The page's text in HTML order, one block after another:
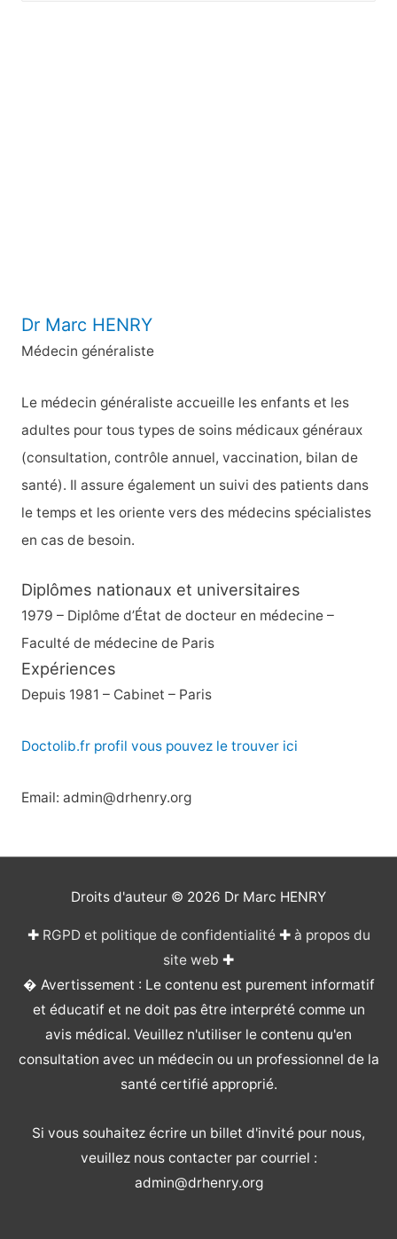
Dr Marc HENRY
Médecin généraliste
Le médecin généraliste accueille les enfants et les
adultes pour tous types de soins médicaux généraux
(consultation, contrôle annuel, vaccination, bilan de
santé). Il assure également un suivi des patients dans
le temps et les oriente vers des médecins spécialistes
en cas de besoin.
Diplômes nationaux et universitaires
1979 – Diplôme d’État de docteur en médecine –
Faculté de médecine de Paris
Expériences
Depuis 1981 – Cabinet – Paris
Doctolib.fr profil vous pouvez le trouver ici
Email: admin@drhenry.org
Droits d'auteur © 2026 Dr Marc HENRY
✚ RGPD et politique de confidentialité✚ à propos du
site web ✚
� Avertissement : Le contenu est purement informatif
et éducatif et ne doit pas être interprété comme un
avis médical. Veuillez n'utiliser le contenu qu'en
consultation avec un médecin ou un professionnel de la
santé certifié approprié.
Si vous souhaitez écrire un billet d'invité pour nous,
veuillez nous contacter par courriel :
admin@drhenry.org